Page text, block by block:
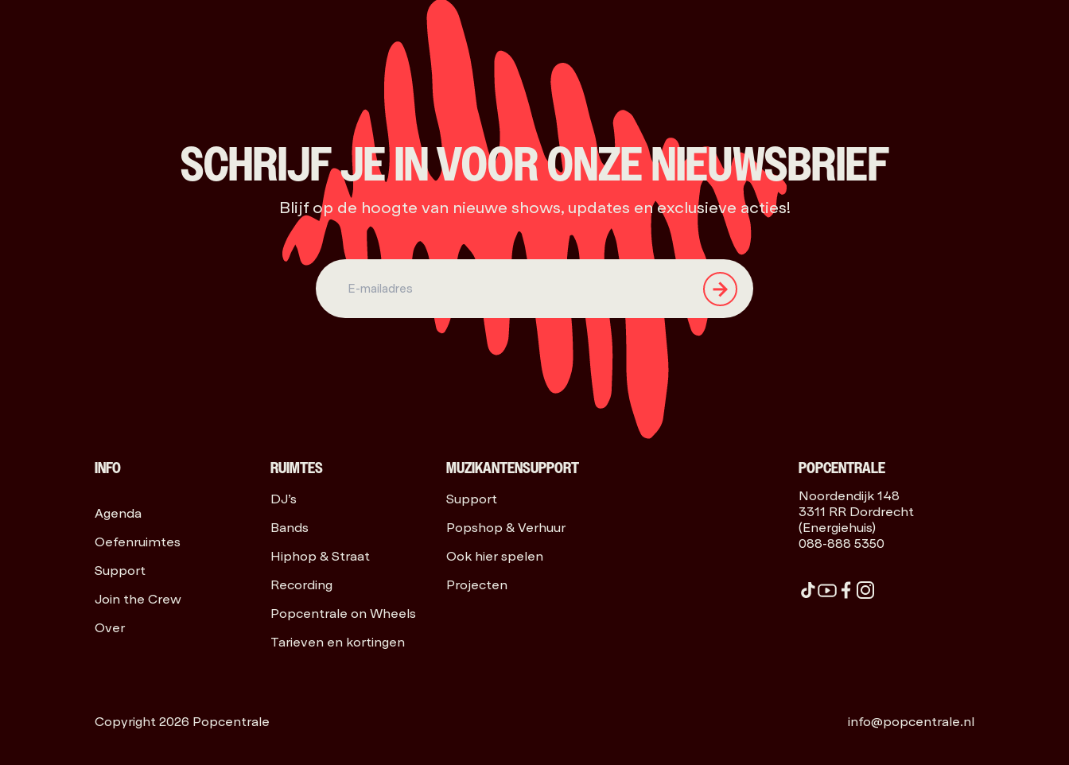
SCHRIJF JE IN VOOR ONZE NIEUWSBRIEF
Blijf op de hoogte van nieuwe shows, updates en exclusieve acties!
INFO
Agenda
Oefenruimtes
Support
Join the Crew
Over
RUIMTES
DJ’s
Bands
Hiphop & Straat
Recording
Popcentrale on Wheels
Tarieven en kortingen
MUZIKANTENSUPPORT
Support
Popshop & Verhuur
Ook hier spelen
Projecten
POPCENTRALE
Noordendijk 148
3311 RR Dordrecht
(Energiehuis)
088-888 5350
Copyright 2026 Popcentrale info@popcentrale.nl